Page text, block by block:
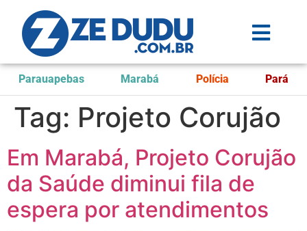
Parauapebas Marabá Polícia Pará
Tag: Projeto Corujão
Em Marabá, Projeto Corujão
da Saúde diminui fila de
espera por atendimentos